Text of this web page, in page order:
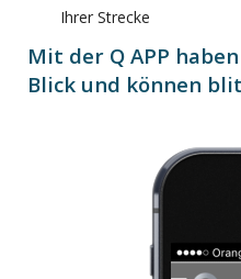
Ihrer Strecke
Mit der Q APP
Blick und können